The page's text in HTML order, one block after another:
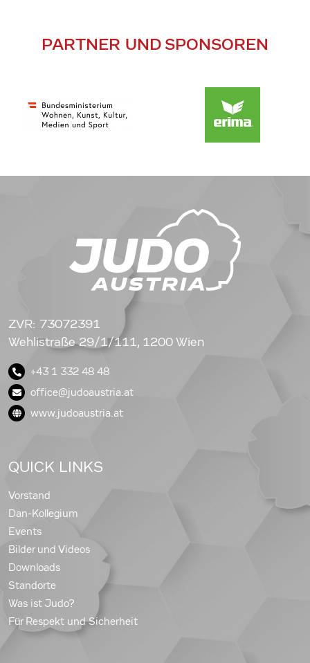
PARTNER UND SPONSOREN
ZVR: 73072391
Wehlistraße 29/1/111, 1200 Wien
+43 1 332 48 48
office@judoaustria.at
www.judoaustria.at
QUICK LINKS
Vorstand
Dan-Kollegium
Events
Bilder und Videos
Downloads
Standorte
Was ist Judo?
Für Respekt und Sicherheit